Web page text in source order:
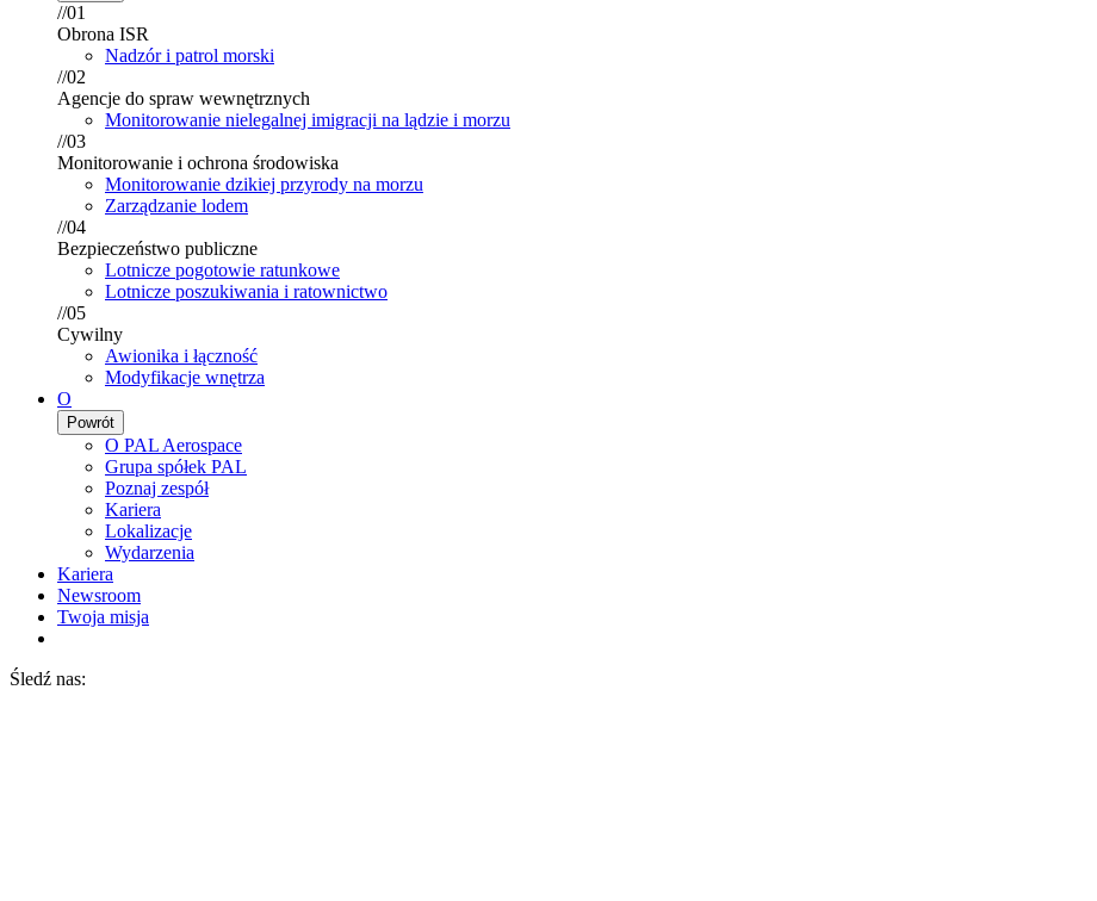
//01
Obrona ISR
Nadzór i patrol morski
//02
Agencje do spraw wewnętrznych
Monitorowanie nielegalnej imigracji na lądzie i morzu
//03
Monitorowanie i ochrona środowiska
Monitorowanie dzikiej przyrody na morzu
Zarządzanie lodem
//04
Bezpieczeństwo publiczne
Lotnicze pogotowie ratunkowe
Lotnicze poszukiwania i ratownictwo
//05
Cywilny
Awionika i łączność
Modyfikacje wnętrza
O
Powrót
O PAL Aerospace
Grupa spółek PAL
Poznaj zespół
Kariera
Lokalizacje
Wydarzenia
Kariera
Newsroom
Twoja misja
Śledź nas: